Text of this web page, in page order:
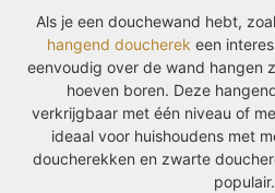
Als je een douchewand hebt,
hangend doucherek een
eenvoudig over de wand hangen
hoeven boren. Deze
verkrijgbaar met één niveau of
ideaal voor huishoudens met
doucherekken en zwarte
populair.